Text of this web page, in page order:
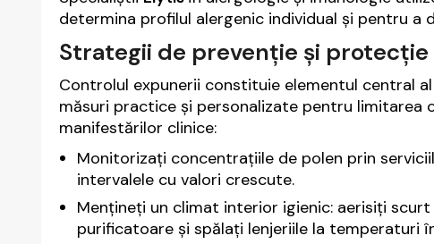
determina profilul alergenic individual și pentru
Strategii de prevenție și protecție
Controlul expunerii constituie elementul central
măsuri practice și personalizate pentru
manifestărilor clinice:
Monitorizați concentrațiile de polen prin
intervalele cu valori crescute.
Mențineți un climat interior igienic: aerisiți
purificatoare și spălați lenjeriile la temperaturi